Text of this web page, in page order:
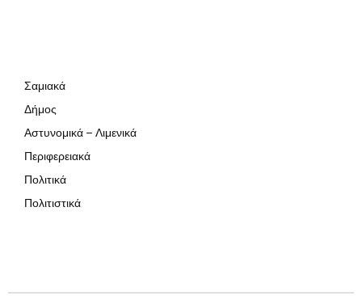
Σαμιακά
Δήμος
Αστυνομικά – Λιμενικά
Περιφερειακά
Πολιτικά
Πολιτιστικά